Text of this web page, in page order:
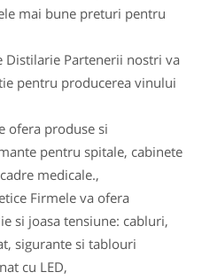
mai bune preturi pentru
Distilarie Partenerii nostri va
pentru producerea vinului
ofera produse si
pentru spitale, cabinete
medicale.,
Firmele va ofera
si joasa tensiune: cabluri,
sigurante si tablouri
cu LED,